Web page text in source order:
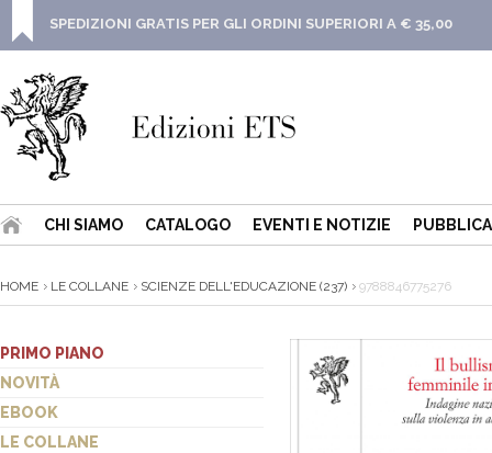
SPEDIZIONI GRATIS PER GLI ORDINI SUPERIORI A € 35,00
CHI SIAMO CATALOGO EVENTI E NOTIZIE
HOME LE COLLANE SCIENZE DELL'EDUCAZIONE (237) 9788846775276
PRIMO PIANO
NOVITÀ
EBOOK
LE COLLANE